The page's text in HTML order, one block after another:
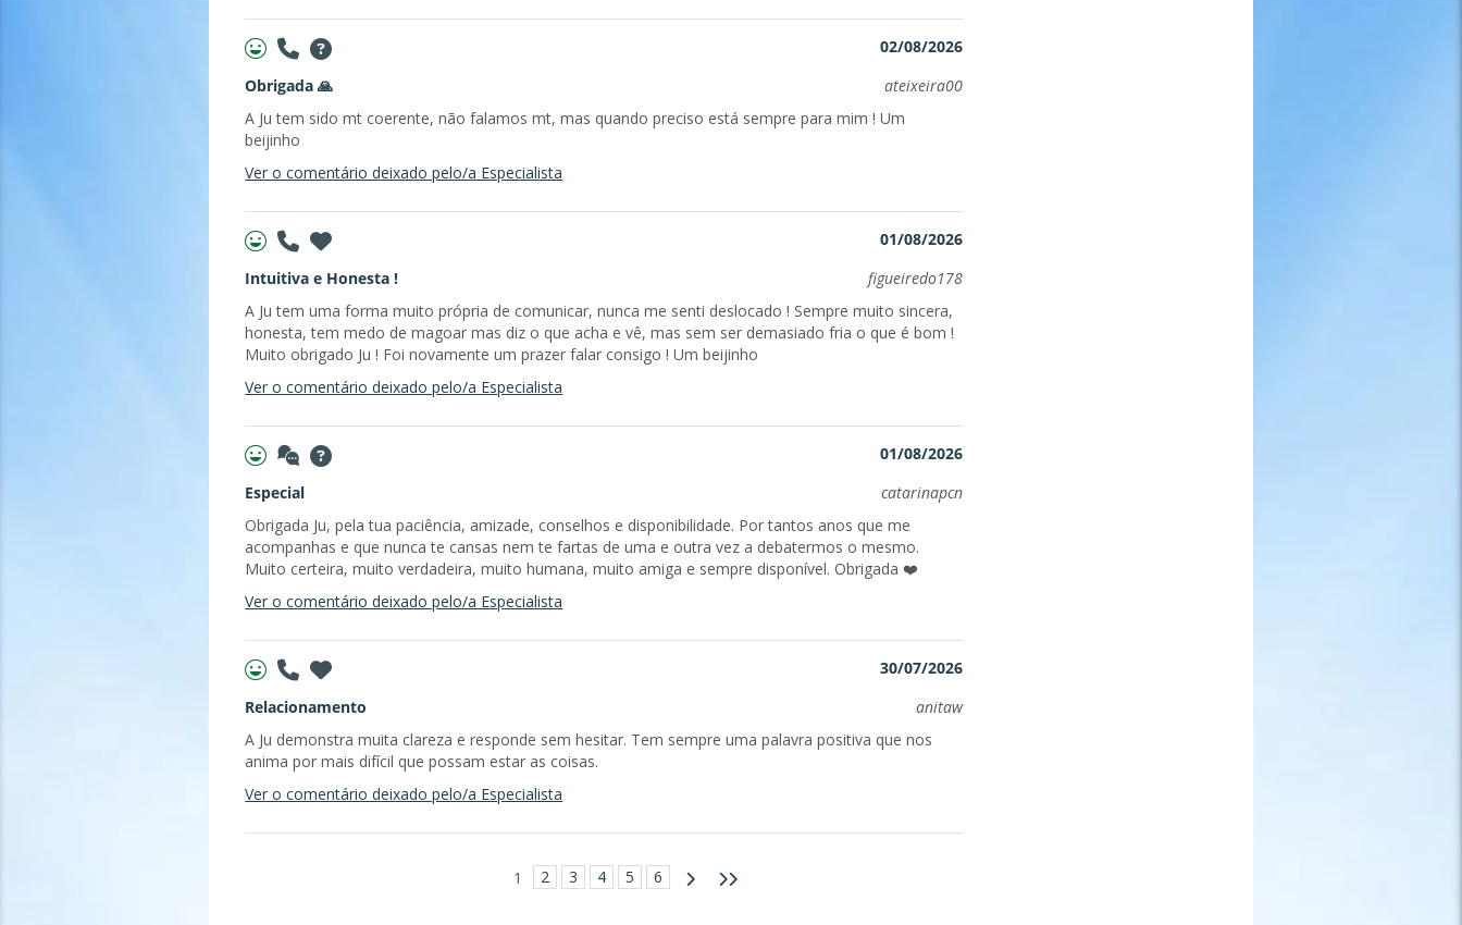
02/08/2026
Obrigada 🙏
ateixeira00
A Ju tem sido mt coerente, não falamos mt, mas quando preciso está sempre para mim ! Um
beijinho
Ver o comentário deixado pelo/a Especialista
01/08/2026
Intuitiva e Honesta !
figueiredo178
A Ju tem uma forma muito própria de comunicar, nunca me senti deslocado ! Sempre muito sincera,
honesta, tem medo de magoar mas diz o que acha e vê, mas sem ser demasiado fria o que é bom !
Muito obrigado Ju ! Foi novamente um prazer falar consigo ! Um beijinho
Ver o comentário deixado pelo/a Especialista
01/08/2026
Especial
catarinapcn
Obrigada Ju, pela tua paciência, amizade, conselhos e disponibilidade. Por tantos anos que me
acompanhas e que nunca te cansas nem te fartas de uma e outra vez a debatermos o mesmo.
Muito certeira, muito verdadeira, muito humana, muito amiga e sempre disponível. Obrigada ❤️
Ver o comentário deixado pelo/a Especialista
30/07/2026
Relacionamento
anitaw
A Ju demonstra muita clareza e responde sem hesitar. Tem sempre uma palavra positiva que nos
anima por mais difícil que possam estar as coisas.
Ver o comentário deixado pelo/a Especialista
1 2 3 4 5 6